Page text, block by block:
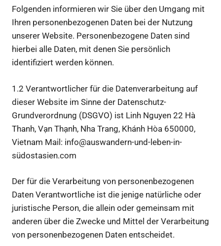
Folgenden informieren wir Sie über den Umgang mit
Ihren personenbezogenen Daten bei der Nutzung
unserer Website. Personenbezogene Daten sind
hierbei alle Daten, mit denen Sie persönlich
identifiziert werden können.
1.2 Verantwortlicher für die Datenverarbeitung auf
dieser Website im Sinne der Datenschutz-
Grundverordnung (DSGVO) ist Linh Nguyen 22 Hà
Thanh, Vạn Thạnh, Nha Trang, Khánh Hòa 650000,
Vietnam Mail: info@auswandern-und-leben-in-
südostasien.com
Der für die Verarbeitung von personenbezogenen
Daten Verantwortliche ist die jenige natürliche oder
juristische Person, die allein oder gemeinsam mit
anderen über die Zwecke und Mittel der Verarbeitung
von personenbezogenen Daten entscheidet.